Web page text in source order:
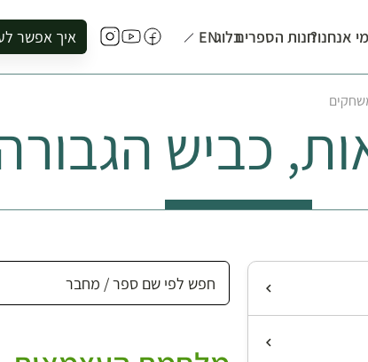
מי אנחנו?חנות הספריםבלוגEN איך אפשר
להזמין סיור
לתאם ביקור
כביש